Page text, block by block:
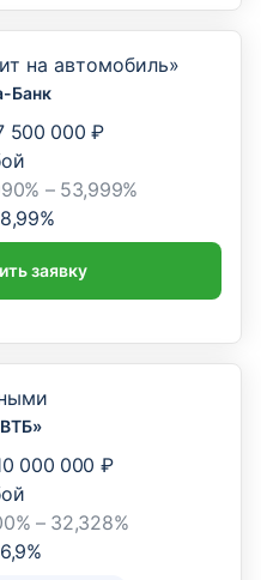
на автомобиль»
Банк
500 000 ₽
– 53,999%
%
заявку
000 000 ₽
– 32,328%
%